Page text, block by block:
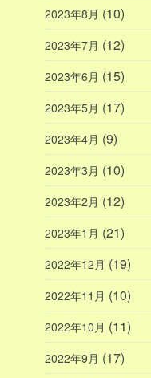
2023年8月 (10)
2023年7月 (12)
2023年6月 (15)
2023年5月 (17)
2023年4月 (9)
2023年3月 (10)
2023年2月 (12)
2023年1月 (21)
2022年12月 (19)
2022年11月 (10)
2022年10月 (11)
2022年9月 (17)